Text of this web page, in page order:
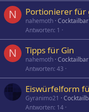
N Portionierer für
nahemoth Cocktailbar
Antworten 1
N Tipps für Gin
nahemoth Cocktailbar
Antworten 43
Eiswürfelform
Gyranimo21
Antworten 14